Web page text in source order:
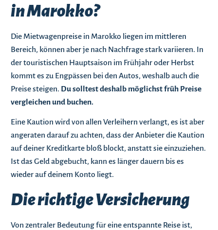
in Marokko?
Die Mietwagenpreise in Marokko liegen im mittleren
Bereich, können aber je nach Nachfrage stark variieren. In
der touristischen Hauptsaison im Frühjahr oder Herbst
kommt es zu Engpässen bei den Autos, weshalb auch die
Preise steigen. Du solltest deshalb möglichst früh Preise
vergleichen und buchen.
Eine Kaution wird von allen Verleihern verlangt, es ist aber
angeraten darauf zu achten, dass der Anbieter die Kaution
auf deiner Kreditkarte bloß blockt, anstatt sie einzuziehen.
Ist das Geld abgebucht, kann es länger dauern bis es
wieder auf deinem Konto liegt.
Die richtige Versicherung
Von zentraler Bedeutung für eine entspannte Reise ist,